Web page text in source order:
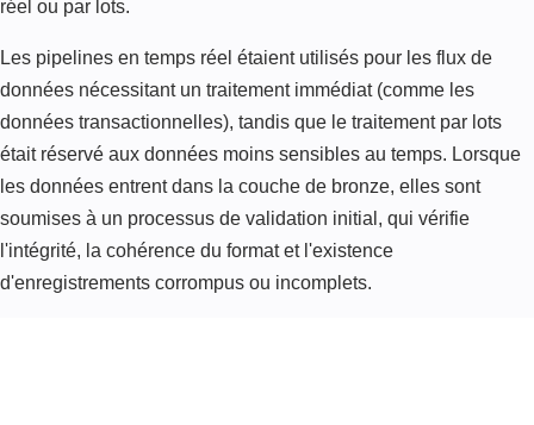
réel ou par lots.
Les pipelines en temps réel étaient utilisés pour les flux de
données nécessitant un traitement immédiat (comme les
données transactionnelles), tandis que le traitement par lots
était réservé aux données moins sensibles au temps. Lorsque
les données entrent dans la couche de bronze, elles sont
soumises à un processus de validation initial, qui vérifie
l'intégrité, la cohérence du format et l'existence
d'enregistrements corrompus ou incomplets.